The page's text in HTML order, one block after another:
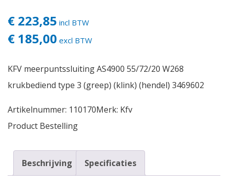
€ 223,85 incl BTW
€ 185,00 excl BTW
KFV meerpuntssluiting AS4900 55/72/20 W268
krukbediend type 3 (greep) (klink) (hendel) 3469602
Artikelnummer: 110170Merk: Kfv
Product Bestelling
Beschrijving Specificaties